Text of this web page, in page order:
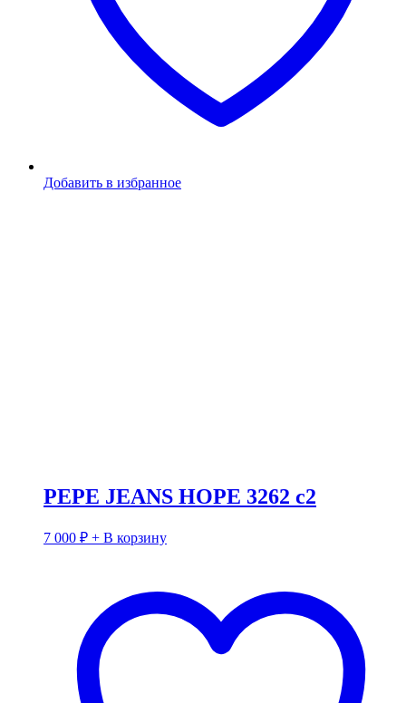
Добавить в избранное
PEPE JEANS HOPE 3262 c2
7 000 ₽ + В корзину